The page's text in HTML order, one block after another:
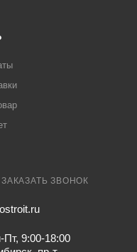
ЗАКАЗАТЬ ЗВОНОК
9:00-18:00